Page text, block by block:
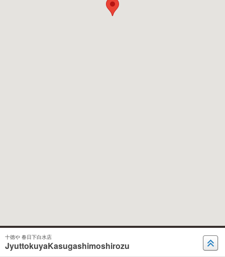
十徳や 春日下白水店
JyuttokuyaKasugashimoshirozu